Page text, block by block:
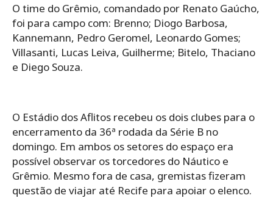
O time do Grêmio, comandado por Renato Gaúcho,
foi para campo com: Brenno; Diogo Barbosa,
Kannemann, Pedro Geromel, Leonardo Gomes;
Villasanti, Lucas Leiva, Guilherme; Bitelo, Thaciano
e Diego Souza.
O Estádio dos Aflitos recebeu os dois clubes para o
encerramento da 36ª rodada da Série B no
domingo. Em ambos os setores do espaço era
possível observar os torcedores do Náutico e
Grêmio. Mesmo fora de casa, gremistas fizeram
questão de viajar até Recife para apoiar o elenco.